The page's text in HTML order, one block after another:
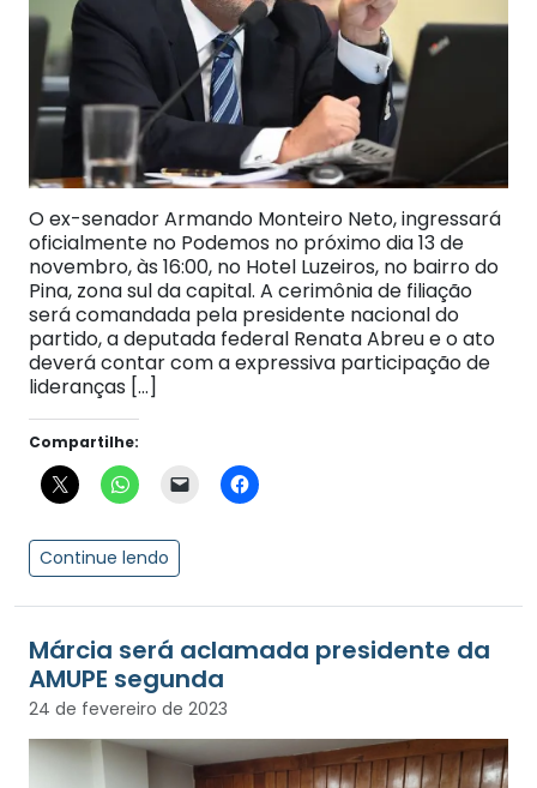
O ex-senador Armando Monteiro Neto, ingressará
oficialmente no Podemos no próximo dia 13 de
novembro, às 16:00, no Hotel Luzeiros, no bairro do
Pina, zona sul da capital. A cerimônia de filiação
será comandada pela presidente nacional do
partido, a deputada federal Renata Abreu e o ato
deverá contar com a expressiva participação de
lideranças […]
Compartilhe:
Continue lendo
Márcia será aclamada presidente da
AMUPE segunda
24 de fevereiro de 2023